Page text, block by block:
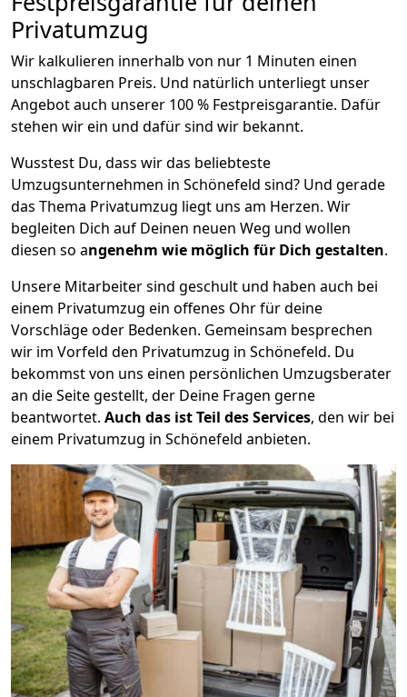
Privatumzug
Wir kalkulieren innerhalb von nur 1 Minuten einen
unschlagbaren Preis. Und natürlich unterliegt unser
Angebot auch unserer 100 % Festpreisgarantie. Dafür
stehen wir ein und dafür sind wir bekannt.
Wusstest Du, dass wir das beliebteste
Umzugsunternehmen in Schönefeld sind? Und gerade
das Thema Privatumzug liegt uns am Herzen. Wir
begleiten Dich auf Deinen neuen Weg und wollen
diesen so angenehm wie möglich für Dich gestalten.
Unsere Mitarbeiter sind geschult und haben auch bei
einem Privatumzug ein offenes Ohr für deine
Vorschläge oder Bedenken. Gemeinsam besprechen
wir im Vorfeld den Privatumzug in Schönefeld. Du
bekommst von uns einen persönlichen Umzugsberater
an die Seite gestellt, der Deine Fragen gerne
beantwortet. Auch das ist Teil des Services, den wir bei
einem Privatumzug in Schönefeld anbieten.